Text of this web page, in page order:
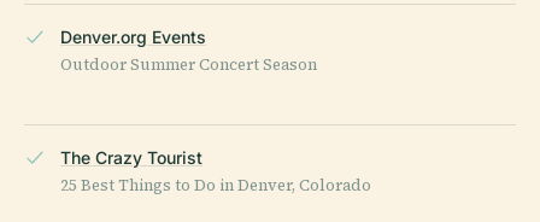
Denver.org Events
Outdoor Summer Concert Season
The Crazy Tourist
25 Best Things to Do in Denver, Colorado